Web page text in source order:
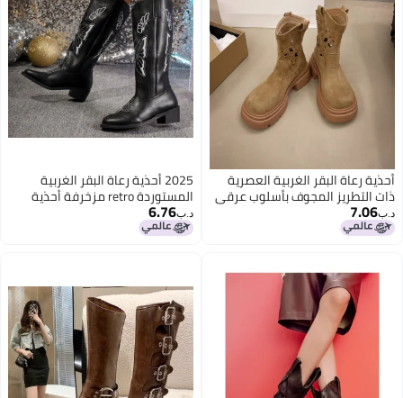
أحذية رعاة البقر الغربية العصرية
ذات التطريز المجوف بأسلوب عرقي
قديم
د.ب‏7.06
2025 أحذية رعاة البقر الغربية
المستوردة retro مزخرفة أحذية
متوسطة الساق كبيرة الحجم طويلة
د.ب‏6.76